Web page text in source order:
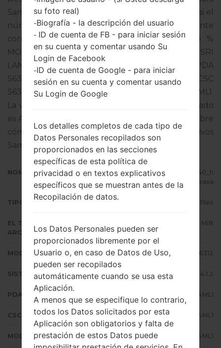
Samsung Galaxy Y Duos, pero no olvide verificar si el
número de modelo de su teléfono inteligente
corresponde al número de modelo indicado %
MODEL%. El código del firmware es SLK de SRI
LANKA. El producto viene con la versión PDA
S6312XXAML1 y la versión CSC
S6312ODDAML1,Versión de MODEM S6312DDAML1.
La versión del sistema operativo del firmware dado
es Android Jelly Bean 4.1.2. Tutorial completo sobre
cómo actualizar el firmware oficial en dispositivos
Samsung
aquí
NOMBRE DE ARCHIVO
GT-S6312_SLK_1_20131220104540_h
3e7o9basa
TIPO DE FIRMWARE 4 files
EL TAMAÑO DEL
ARCHIVO
602.8 MiB
MODELO Samsung GT-S6312
SISTEMA OPERATIVO Android Jelly Bean 4.1.2
PDA/AP VERSIÓN S6312XXAML1
CSC VERSIÓN S6312ODDAML1
MODEM/CP VERSIÓN S6312DDAML1
su foto real)
-Biografía - la descripción del usuario
- ID de cuenta de FB - para iniciar sesión
en su cuenta y comentar usando Su
Login de Facebook
-ID de cuenta de Google - para iniciar
sesión en su cuenta y comentar usando
Su Login de Google
Los detalles completos de cada tipo de
Datos Personales recopilados son
proporcionados en las secciones
específicas de esta política de
privacidad o en textos explicativos
específicos que se muestran antes de la
Recopilación de datos.
Los Datos Personales pueden ser
proporcionados libremente por el
Usuario o, en caso de Datos de Uso,
pueden ser recopilados
automáticamente cuando se usa esta
Aplicación.
A menos que se especifique lo contrario,
todos los Datos solicitados por esta
Aplicación son obligatorios y falta de
prestación de estos Datos puede